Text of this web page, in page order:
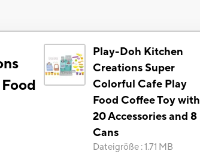
Play-Doh Kitchen
Creations Super
Colorful Cafe Play
Food Coffee Toy with
20 Accessories and 8
Cans
Dateigröße :1.71 MB